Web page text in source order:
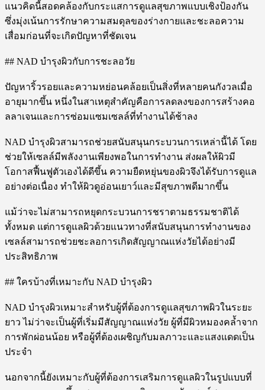
แนวคิดนี้สอดคล้องกับกระแสการดูแลสุขภาพแบบเชิงป้องกัน
ซึ่งมุ่งเน้นการรักษาความสมดุลของร่างกายและชะลอความ
เสื่อมก่อนที่จะเกิดปัญหาที่ชัดเจน
## NAD บำรุงผิวกับการชะลอวัย
ปัญหาริ้วรอยและความหย่อนคล้อยเป็นสิ่งที่หลายคนกังวลเมื่อ
อายุมากขึ้น หนึ่งในสาเหตุสำคัญคือการลดลงของการสร้างคอ
ลลาเจนและการซ่อมแซมเซลล์ที่ทำงานได้ช้าลง
NAD บำรุงผิวสามารถช่วยสนับสนุนกระบวนการเหล่านี้ได้ โดย
ช่วยให้เซลล์มีพลังงานเพียงพอในการทำงาน ส่งผลให้ผิวมี
โอกาสฟื้นฟูตัวเองได้ดีขึ้น ความยืดหยุ่นของผิวจึงได้รับการดูแล
อย่างต่อเนื่อง ทำให้ผิวดูอ่อนเยาว์และมีสุขภาพดีมากขึ้น
แม้ว่าจะไม่สามารถหยุดกระบวนการชราตามธรรมชาติได้
ทั้งหมด แต่การดูแลผิวด้วยแนวทางที่สนับสนุนการทำงานของ
เซลล์สามารถช่วยชะลอการเกิดสัญญาณแห่งวัยได้อย่างมี
ประสิทธิภาพ
## ใครบ้างที่เหมาะกับ NAD บำรุงผิว
NAD บำรุงผิวเหมาะสำหรับผู้ที่ต้องการดูแลสุขภาพผิวในระยะ
ยาว ไม่ว่าจะเป็นผู้ที่เริ่มมีสัญญาณแห่งวัย ผู้ที่มีผิวหมองคล้ำจาก
การพักผ่อนน้อย หรือผู้ที่ต้องเผชิญกับมลภาวะและแสงแดดเป็น
ประจำ
นอกจากนี้ยังเหมาะกับผู้ที่ต้องการเสริมการดูแลผิวในรูปแบบที่